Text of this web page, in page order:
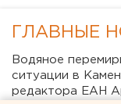
Город в
Челябинцев